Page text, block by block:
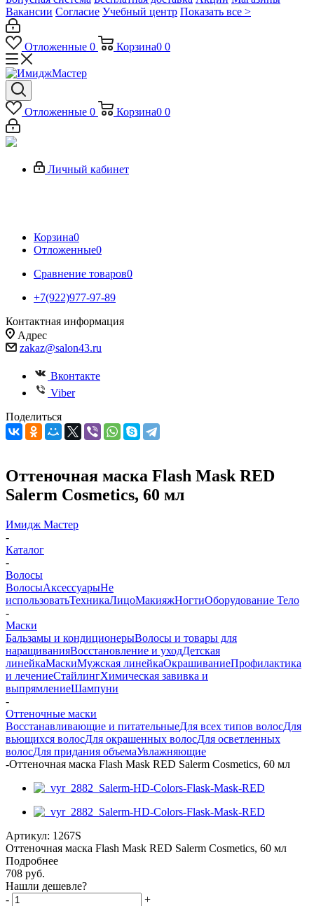
Вакансии Согласие Учебный центр Показать все >
Отложенные 0 Корзина0 0
Отложенные 0 Корзина0 0
Личный кабинет
Корзина0
Отложенные0
Сравнение товаров0
+7(922)977-97-89
Контактная информация
Адрес
zakaz@salon43.ru
Вконтакте
Viber
Поделиться
Оттеночная маска Flash Mask RED
Salerm Cosmetics, 60 мл
Имидж Мастер
-
Каталог
-
Волосы
ВолосыАксессуарыНе
использоватьТехникаЛицоМакияжНогтиОборудование Тело
-
Маски
Бальзамы и кондиционерыВолосы и товары для
наращиванияВосстановление и уходДетская
линейкаМаскиМужская линейкаОкрашиваниеПрофилактика
и лечениеСтайлингХимическая завивка и
выпрямлениеШампуни
-
Оттеночные маски
Восстанавливающие и питательныеДля всех типов волосДля
вьющихся волосДля окрашенных волосДля осветленных
волосДля придания объемаУвлажняющие
-Оттеночная маска Flash Mask RED Salerm Cosmetics, 60 мл
Артикул: 1267S
Оттеночная маска Flash Mask RED Salerm Cosmetics, 60 мл
Подробнее
708 руб.
Нашли дешевле?
-
+